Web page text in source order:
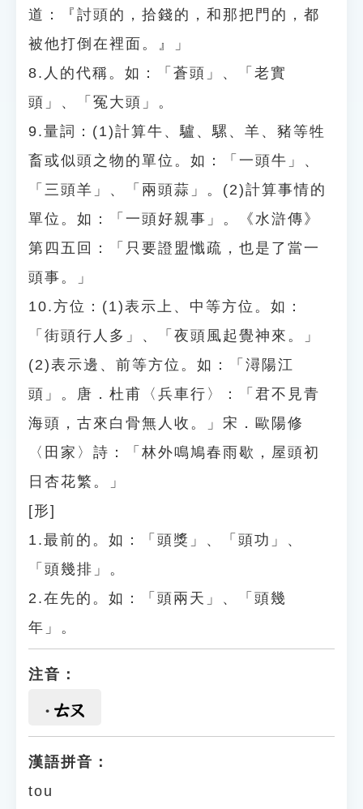
道：『討頭的，拾錢的，和那把門的，都
被他打倒在裡面。』」
8.人的代稱。如：「蒼頭」、「老實
頭」、「冤大頭」。
9.量詞：(1)計算牛、驢、騾、羊、豬等牲
畜或似頭之物的單位。如：「一頭牛」、
「三頭羊」、「兩頭蒜」。(2)計算事情的
單位。如：「一頭好親事」。《水滸傳》
第四五回：「只要證盟懺疏，也是了當一
頭事。」
10.方位：(1)表示上、中等方位。如：
「街頭行人多」、「夜頭風起覺神來。」
(2)表示邊、前等方位。如：「潯陽江
頭」。唐．杜甫〈兵車行〉：「君不見青
海頭，古來白骨無人收。」宋．歐陽修
〈田家〉詩：「林外鳴鳩春雨歇，屋頭初
日杏花繁。」
[形]
1.最前的。如：「頭獎」、「頭功」、
「頭幾排」。
2.在先的。如：「頭兩天」、「頭幾
年」。
注音：
ㄊㄡ
漢語拼音：
tou